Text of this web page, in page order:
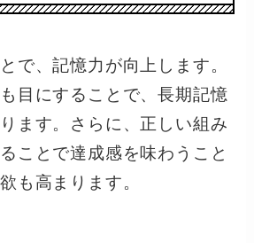
で、記憶力が向上します。
目にすることで、長期記憶
ます。さらに、正しい組み
ことで達成感を味わうこと
も高まります。